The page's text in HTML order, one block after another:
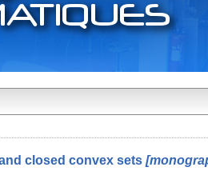
closed convex sets